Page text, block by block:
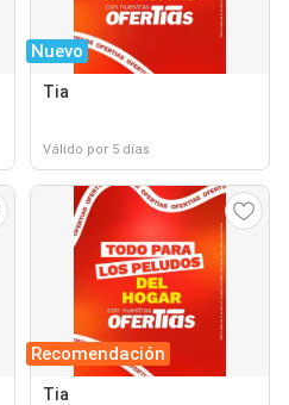
Nuevo
Tia
Válido por 5 días
Recomendación
Tia